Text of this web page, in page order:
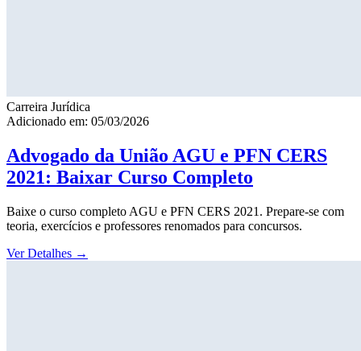
Carreira Jurídica
Adicionado em: 05/03/2026
Advogado da União AGU e PFN CERS
2021: Baixar Curso Completo
Baixe o curso completo AGU e PFN CERS 2021. Prepare-se com
teoria, exercícios e professores renomados para concursos.
Ver Detalhes →